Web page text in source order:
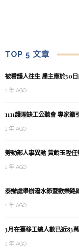
TOP 5 文章
被看護人往生 雇主應於30
1 年 AGO
1111護理缺工公聽會 專家
1 年 AGO
勞動部人事異動 黃齡玉陞
1 年 AGO
泰辦處舉辦潑水節暨歡樂路
1 年 AGO
3月在臺移工總人數已近83
1 年 AGO